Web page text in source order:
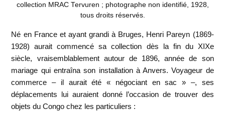
collection MRAC Tervuren ; photographe non identifié, 1928,
tous droits réservés.
Né en France et ayant grandi à Bruges, Henri Pareyn (1869-
1928) aurait commencé sa collection dès la fin du XIXe
siècle, vraisemblablement autour de 1896, année de son
mariage qui entraîna son installation à Anvers. Voyageur de
commerce – il aurait été « négociant en sac » –, ses
déplacements lui auraient donné l’occasion de trouver des
objets du Congo chez les particuliers :